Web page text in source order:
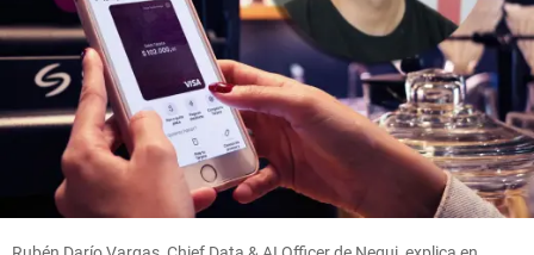
Críticos
Crónicas
de un Fan
Fatal:
Estados
Alterados
decide
volver a
escucharse